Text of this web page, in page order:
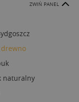
ZWIŃ PANEL
naturalny